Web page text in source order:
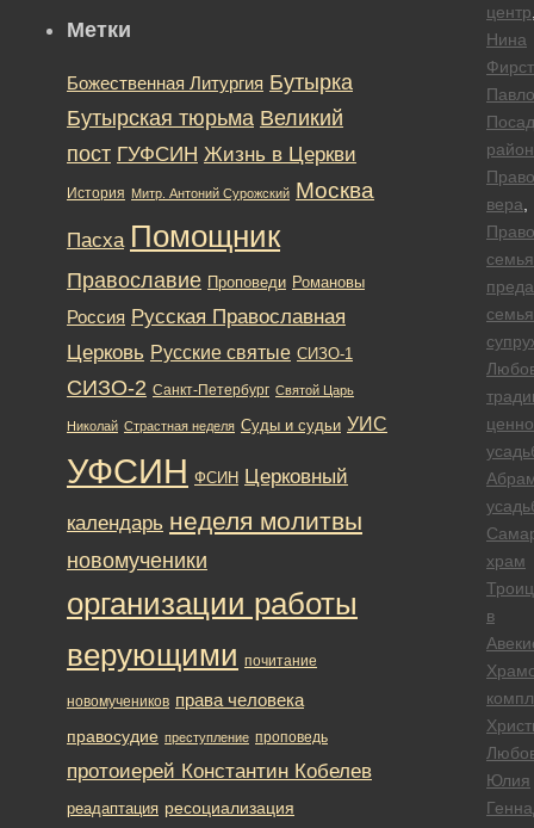
центр
Нина
район
вера
семья
семья
храм
в
Юлия
Метки
Божественная Литургия Бутырка
Бутырская тюрьма Великий
пост ГУФСИН Жизнь в Церкви
История Митр. Антоний Сурожский Москва
Пасха Помощник
Православие Проповеди Романовы
Россия Русская Православная
Церковь Русские святые СИЗО-1
СИЗО-2 Санкт-Петербург Святой Царь
Николай Страстная неделя Суды и судьи УИС
УФСИН ФСИН Церковный
календарь неделя молитвы
новомученики
организации работы
верующими почитание
новомучеников права человека
правосудие преступление проповедь
протоиерей Константин Кобелев
реадаптация ресоциализация